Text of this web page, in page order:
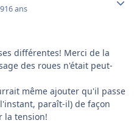
16 ans
différentes! Merci de la
des roues n'était peut-
même ajouter qu'il passe
paraît-il) de façon
la tension!